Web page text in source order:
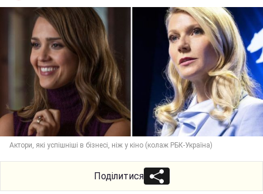
Актори, які успішніші в бізнесі, ніж у кіно (колаж РБК-Україна)
Поділитися